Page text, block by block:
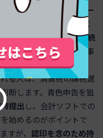
証など）とマイナンバー
2部
にしておくと控えに
金融機関や保育園の手続
開業日、職業、屋号、事
ないかを確認しましょ
る人は、消費税の課税選
断します。青色申告を狙
提出 し、会計ソフトでの
始めるのがポイントで
すが、 認印を念のため持